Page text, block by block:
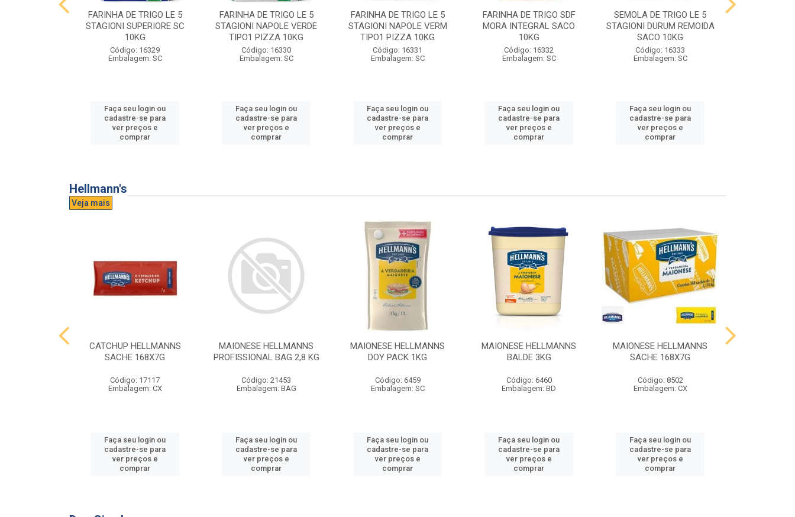
FARINHA DE TRIGO LE 5
STAGIONI SUPERIORE SC
10KG
Código: 16329
Embalagem: SC
Faça seu login ou
cadastre-se para
ver preços e
comprar
FARINHA DE TRIGO LE 5
STAGIONI NAPOLE VERDE
TIPO1 PIZZA 10KG
Código: 16330
Embalagem: SC
Faça seu login ou
cadastre-se para
ver preços e
comprar
FARINHA DE TRIGO LE 5
STAGIONI NAPOLE VERM
TIPO1 PIZZA 10KG
Código: 16331
Embalagem: SC
Faça seu login ou
cadastre-se para
ver preços e
comprar
FARINHA DE TRIGO SDF
MORA INTEGRAL SACO
10KG
Código: 16332
Embalagem: SC
Faça seu login ou
cadastre-se para
ver preços e
comprar
SEMOLA DE TRIGO LE 5
STAGIONI DURUM REMOIDA
SACO 10KG
Código: 16333
Embalagem: SC
Faça seu login ou
cadastre-se para
ver preços e
comprar
Hellmann's
Veja mais
CATCHUP HELLMANNS
SACHE 168X7G
Código: 17117
Embalagem: CX
Faça seu login ou
cadastre-se para
ver preços e
comprar
MAIONESE HELLMANNS
PROFISSIONAL BAG 2,8 KG
Código: 21453
Embalagem: BAG
Faça seu login ou
cadastre-se para
ver preços e
comprar
MAIONESE HELLMANNS
DOY PACK 1KG
Código: 6459
Embalagem: SC
Faça seu login ou
cadastre-se para
ver preços e
comprar
MAIONESE HELLMANNS
BALDE 3KG
Código: 6460
Embalagem: BD
Faça seu login ou
cadastre-se para
ver preços e
comprar
MAIONESE HELLMANNS
SACHE 168X7G
Código: 8502
Embalagem: CX
Faça seu login ou
cadastre-se para
ver preços e
comprar